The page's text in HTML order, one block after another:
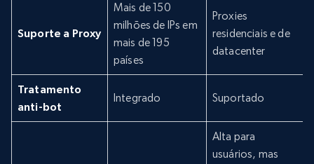
Suporte a Proxy
Mais de 150
milhões de IPs em
mais de 195
países
Proxies
residenciais e de
datacenter
Tratamento
anti-bot
Integrado Suportado
Alta para
usuários, mas